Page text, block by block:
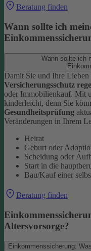
Beratung finden
Wann sollte ich
Wann sollte ich
Damit Sie und Ihre
Versicherungsschutz
oder Immobilienkauf. Mit
kinderleicht, denn Sie
Gesundheitsprüfung
Veränderungen in Ihrem
Heirat
Geburt oder
Scheidung oder
Start in die
Bau/Kauf einer
Beratung finden
Altersvorsorge?
Einkommenssicherung: